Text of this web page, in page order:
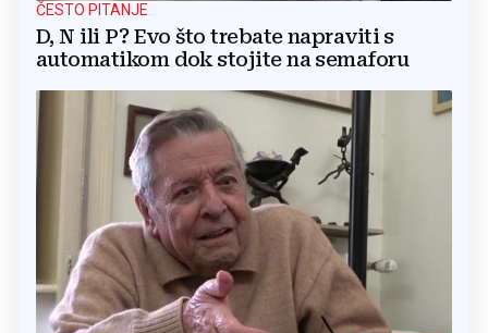
ČESTO PITANJE
D, N ili P? Evo što trebate napraviti s
automatikom dok stojite na semaforu